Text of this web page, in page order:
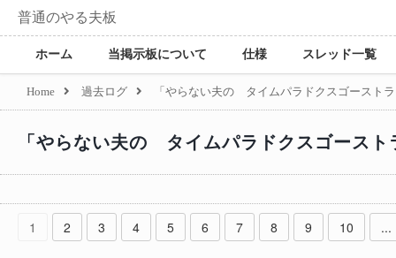
普通のやる夫板
ホーム 当掲示板について 仕様 スレッド一覧
Home 過去ログ 「やらない夫の タイムパラドクスゴースト
「やらない夫の タイムパラドクスゴース
1 2 3 4 5 6 7 8 9 10 ...